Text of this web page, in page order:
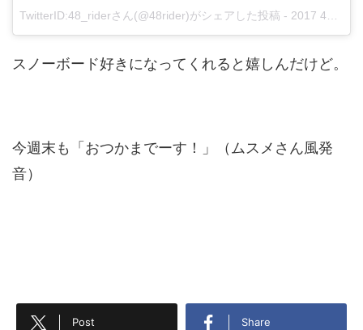
TwitterID:48_riderさん(@48rider)がシェアした投稿 - 2017 4月 2 8:59午前 PDT
スノーボード好きになってくれると嬉しんだけど。
今週末も「おつかまでーす！」（ムスメさん風発
音）
Post Share